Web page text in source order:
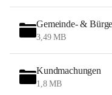
Gemeinde- &
3,49 MB
Kundmachungen
1,8 MB